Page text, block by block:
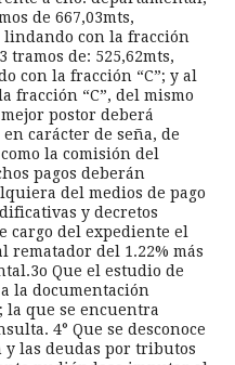
de 667,03mts,
lindando con la fracción
tramos de: 525,62mts,
con la fracción “C”; y al
fracción “C”, del mismo
mejor postor deberá
carácter de seña, de
la comisión del
pagos deberán
del medios de pago
y decretos
cargo del expediente el
rematador del 1.22% más
Que el estudio de
la documentación
la que se encuentra
4° Que se desconoce
y las deudas por tributos